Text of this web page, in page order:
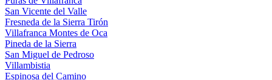
San Vicente del Valle
Fresneda de la Sierra Tirón
Villafranca Montes de Oca
Pineda de la Sierra
San Miguel de Pedroso
Villambistia
Espinosa del Camino